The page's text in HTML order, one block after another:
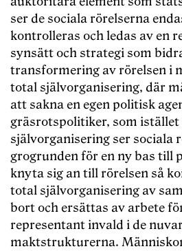
ser de sociala rörelserna
kontrolleras och ledas av en
synsätt och strategi som
transformering av rörelsen i
total självorganisering, där
att sakna en egen politisk
gräsrotspolitiker, som
självorganisering ser sociala
grogrunden för en ny bas till
knyta sig an till rörelsen så
total självorganisering av
bort och ersättas av arbete
representant invald i de
maktstrukturerna.